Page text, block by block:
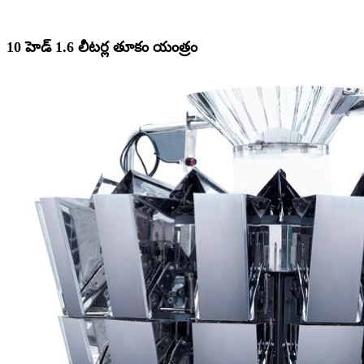
10 హెడ్ 1.6 లీటర్ల తూకం యంత్రం